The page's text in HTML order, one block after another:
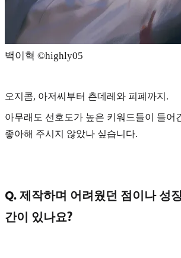
백이혁 ©️highly05
오지콤, 아저씨부터 츤데레와 피폐까지.
아무래도 선호도가 높은 키워드들이 들어
좋아해 주시지 않았나 싶습니다.
Q. 제작하며 어려웠던 점이나 성
간이 있나요?